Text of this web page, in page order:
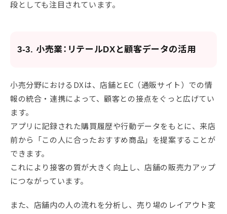
段としても注目されています。
3-3. 小売業：リテールDXと顧客データの活用
小売分野におけるDXは、店舗とEC（通販サイト）での情
報の統合・連携によって、顧客との接点をぐっと広げてい
ます。
アプリに記録された購買履歴や行動データをもとに、来店
前から「この人に合ったおすすめ商品」を提案することが
できます。
これにより接客の質が大きく向上し、店舗の販売力アップ
につながっています。
また、店舗内の人の流れを分析し、売り場のレイアウト変